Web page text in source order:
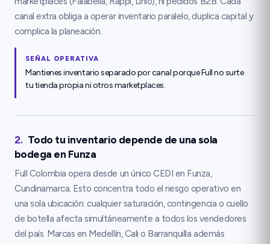
canal extra obliga a operar inventario paralelo, duplica capital y
complica la planeación.
SEÑAL OPERATIVA
Mantienes inventario separado por canal porque Full no surte
tu tienda propia ni otros marketplaces.
2. Todo tu inventario depende de una sola
bodega en Funza
Full Colombia opera desde un único CEDI en Funza,
Cundinamarca. Esto concentra todo el riesgo operativo en
una sola ubicación: cualquier saturación, contingencia o cuello
de botella afecta simultáneamente a todos los vendedores
del país. Marcas en Medellín, Cali o Barranquilla además